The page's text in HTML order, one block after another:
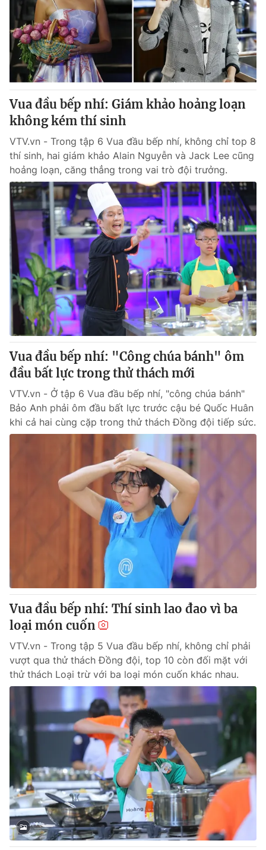
Cơ quan chủ quản:Đài Truyền hình Việt Nam
Cơ quan báo chí:Thời báo VTV
Giấy phép hoạt động báo in và báo điện tử số 483/GP-BTTTT
cấp ngày 29/12/2023
Tổng Biên tập:Vũ Thanh Thủy
Phó Tổng Biên tập:Nguyễn Thị Mỹ Hạnh, Phạm Quốc Thắng,
Nguyễn Trọng Ninh
024.38 355 931 - 024.38 355 932
Ðiện thoại Thời báo VTV:024.66 897 897
Email:toasoan@vtv.vn
Liên hệ quảng cáo:024-7300.7108
® Cấm sao chép dưới mọi hình thức nếu không có sự chấp
thuận bằng văn bản. Ghi rõ nguồn VTV.vn khi phát hành lại
thông tin từ website này.
Vua đầu bếp nhí: Giám khảo hoảng loạn
không kém thí sinh
VTV.vn - Trong tập 6 Vua đầu bếp nhí, không chỉ top 8
thí sinh, hai giám khảo Alain Nguyễn và Jack Lee cũng
hoảng loạn, căng thẳng trong vai trò đội trưởng.
Vua đầu bếp nhí: "Công chúa bánh" ôm
đầu bất lực trong thử thách mới
VTV.vn - Ở tập 6 Vua đầu bếp nhí, "công chúa bánh"
Bảo Anh phải ôm đầu bất lực trước cậu bé Quốc Huân
khi cả hai cùng cặp trong thử thách Đồng đội tiếp sức.
Vua đầu bếp nhí: Thí sinh lao đao vì ba
loại món cuốn
VTV.vn - Trong tập 5 Vua đầu bếp nhí, không chỉ phải
vượt qua thử thách Đồng đội, top 10 còn đối mặt với
thử thách Loại trừ với ba loại món cuốn khác nhau.